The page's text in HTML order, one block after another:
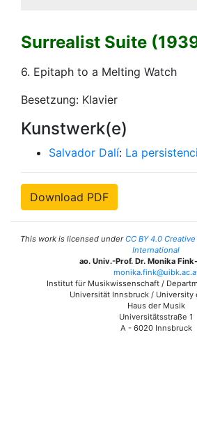
Surrealist Suite
6. Epitaph to a Melting Watch
Besetzung: Klavier
Kunstwerk(e)
Salvador Dalí: La
Download PDF
This work is licensed underCC BY 4.0
International
ao. Univ.-Prof. Dr. Monika
Institut für Musikwissenschaft /
Universität Innsbruck / University
Haus der Musik
Universitätsstraße 1
A - 6020 Innsbruck